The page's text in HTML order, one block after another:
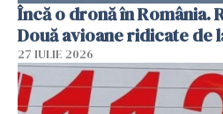
Încă o dronă în România.
Două avioane ridicate de
27 IULIE 2026